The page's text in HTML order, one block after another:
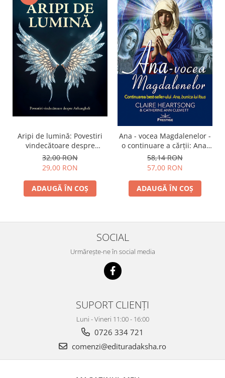
Aripi de lumină: Povestiri
vindecătoare despre
Arhangheli
32,00 RON
29,00 RON
ADAUGĂ ÎN COȘ
Ana - vocea Magdalenelor -
o continuare a cărţii: Ana,
bunica lui Iisus
58,14 RON
57,00 RON
ADAUGĂ ÎN COȘ
SOCIAL
Urmărește-ne în social media
SUPORT CLIENȚI
Luni - Vineri 11:00 - 16:00
0726 334 721
comenzi@edituradaksha.ro